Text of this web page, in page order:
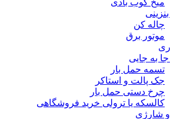
بنزینی
چاله کن
موتور برق
جا به جایی
تسمه حمل بار
جک پالت و استاکر
چرخ دستی حمل بار
کالسکه یا ترولی خرید فروشگاهی
و شارژی